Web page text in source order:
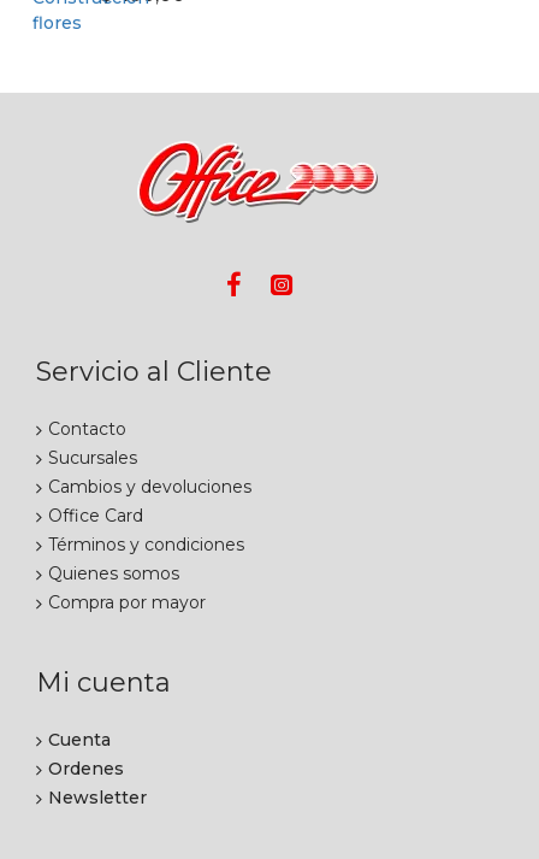
Servicio al Cliente
Contacto
Sucursales
Cambios y devoluciones
Office Card
Términos y condiciones
Quienes somos
Compra por mayor
Mi cuenta
Cuenta
Ordenes
Newsletter